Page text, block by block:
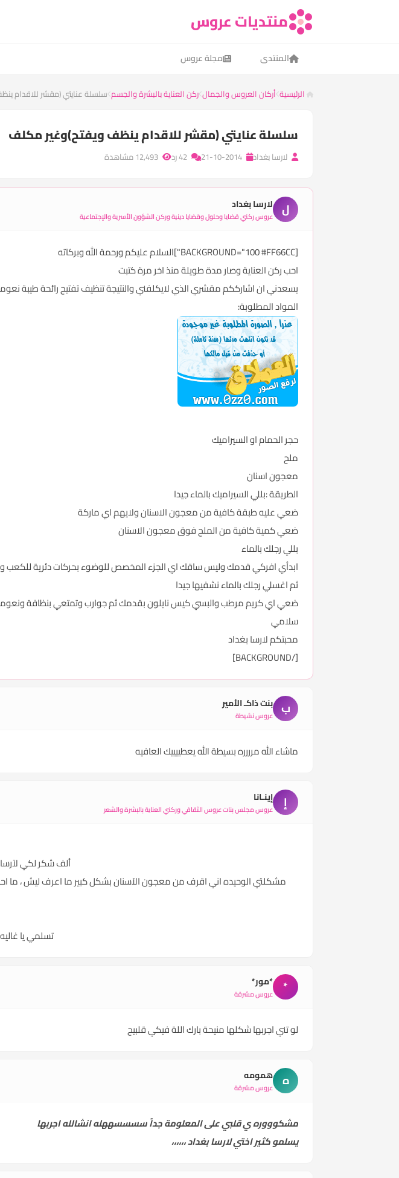
منتديات عروس
المنتدى مجلة عروس
الرئيسية أركان العروس والجمال ركن العناية بالبشرة والجسم سلسلة عنايتي (مقشر للاقدام
سلسلة عنايتي (مقشر للاقدام ينظف ويفتح)وغير مكلف
لارسا بغداد
ل لارسا بغداد
عروس ركني قضايا وحلول وقضايا دينية وركن الشؤون الأسرية والإجتماعية
[BACKGROUND="100 #FF66CC"]السلام عليكم ورحمة الله وبركاته
احب ركن العناية وصار مدة طويلة منذ اخر مرة كتبت
يسعدني ان اشارككم مقشري الذي لايكلفني والنتيجة تنظيف تفتيح رائحة طيبة
المواد المطلوبة:
حجر الحمام او السيراميك
ملح
معجون اسنان
الطريقة :بللي السيراميك بالماء جيدا
ضعي عليه طبقة كافية من معجون الاسنان ولايهم اي ماركة
ضعي كمية كافية من الملح فوق معجون الاسنان
بللي رجلك بالماء
ابدأي افركي قدمك وليس ساقك اي الجزء المخصص للوضوء بحركات دئرية للكعب
ثم اغسلي رجلك بالماء نشفيها جيدا
ضعي اي كريم مرطب والبسي كيس نايلون بقدمك ثم جوارب وتمتعي بنظافة
سلامي
محبتكم لارسا بغداد
[/BACKGROUND]
ب بنت ذاكـ الأمير
عروس نشيطة
ماشاء الله مرررره بسيطة الله يعطييييك العافيه
إ إينـانا
عروس مجلس بنات عروس الثقافي وركني العناية بالبشرة والشعر
ألف شكر لكي
مشكلتي الوحيده اني اقرف من معجون الآسنان بشكل كبير ما اعرف ليش ، ما
تسلمي يا
* *مور*
عروس مشرقة
لو تني اجربها شكلها منيحة بارك اللة فيكي قلبيح
ه همومه
عروس مشرقة
مشكوووره ي قلبي على المعلومةجداً سسسسههله انشالله اجربها
يسلمو كثير اختي لارسا بغداد ،،،،،،